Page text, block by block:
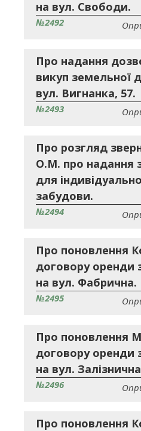
на вул. Свободи.
№2492
Про надання
викуп земельної
вул. Вигнанка, 57.
№2493
Про розгляд
О.М. про надання
для
забудови.
№2494
Про поновлення
договору оренди
на вул. Фабрична.
№2495
Про поновлення
договору оренди
на вул.
№2496
Про поновлення